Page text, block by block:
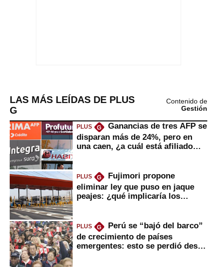
LAS MÁS LEÍDAS DE PLUS
G
Contenido de
Gestión
PLUS G
Ganancias de tres AFP se
disparan más de 24%, pero en
una caen, ¿a cuál está afiliado
PLUS G
Fujimori propone
eliminar ley que puso en jaque
peajes: ¿qué implicaría los
PLUS G
Perú se “bajó del barco”
de crecimiento de países
emergentes: esto se perdió desde